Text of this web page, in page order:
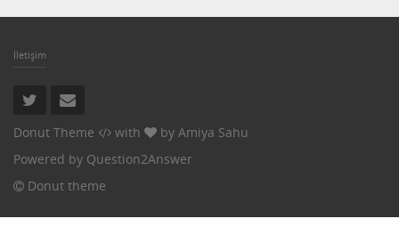
İletişim
Donut Theme with by Amiya Sahu
Powered by Question2Answer
Donut theme